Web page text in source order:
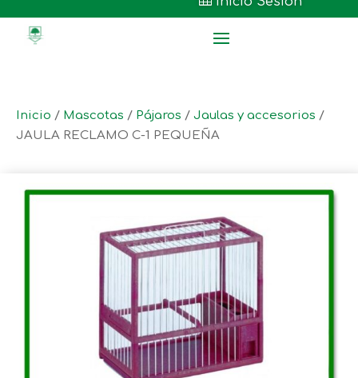
Inicio / Mascotas / Pájaros / Jaulas y accesorios /
JAULA RECLAMO C-1 PEQUEÑA